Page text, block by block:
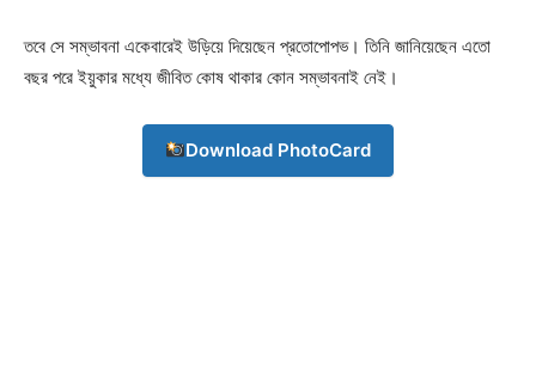
Company
তবে সে সম্ভাবনা একেবারেই উড়িয়ে দিয়েছেন প্রতোপোপভ। তিনি জানিয়েছেন এতো
বছর পরে ইয়ুকার মধ্যে জীবিত কোষ থাকার কোন সম্ভাবনাই নেই।
Download PhotoCard